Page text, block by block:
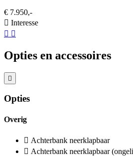
€ 7.950,-
Interesse
Opties en accessoires
Opties
Overig
Achterbank neerklapbaar
Achterbank neerklapbaar